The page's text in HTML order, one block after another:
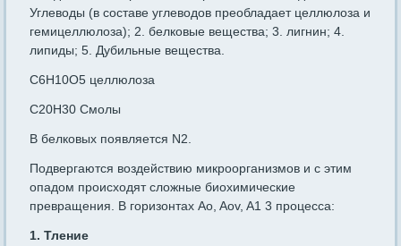
Углеводы (в составе углеводов преобладает целлюлоза и
гемицеллюлоза); 2. белковые вещества; 3. лигнин; 4.
липиды; 5. Дубильные вещества.
C6H10O5 целлюлоза
C20H30 Смолы
В белковых появляется N2.
Подвергаются воздействию микроорганизмов и с этим
опадом происходят сложные биохимические
превращения. В горизонтах Ao, Aov, A1 3 процесса:
1. Тление